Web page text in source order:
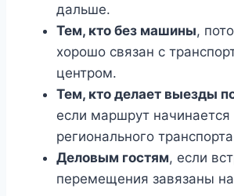
дальше.
Тем, кто без машины,
хорошо связан с
центром.
Тем, кто делает выезды
если маршрут начинается
регионального
Деловым гостям, если
перемещения завязаны